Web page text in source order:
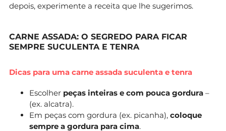
depois, experimente a receita que lhe sugerimos.
CARNE ASSADA: O SEGREDO PARA FICAR
SEMPRE SUCULENTA E TENRA
Dicas para uma carne assada suculenta e tenra
Escolher peças inteiras e com pouca gordura –
(ex. alcatra).
Em peças com gordura (ex. picanha), coloque
sempre a gordura para cima.